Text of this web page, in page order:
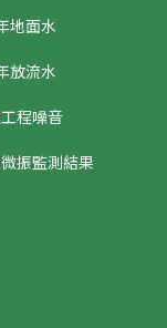
地面水
放流水
程噪音
振監測結果